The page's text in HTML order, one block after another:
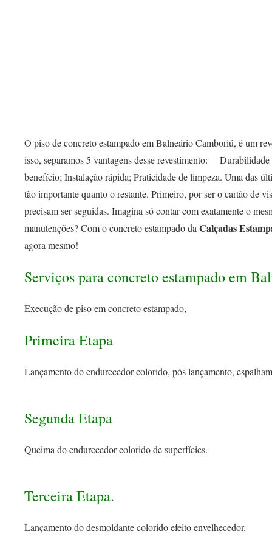
O piso de concreto estampado em Balneário Camboriú, é um
isso, separamos 5 vantagens desse revestimento: ⠀
benefício; Instalação rápida; Praticidade de limpeza. Uma das
tão importante quanto o restante. Primeiro, por ser o cartão de
precisam ser seguidas. Imagina só contar com exatamente o
manutenções? Com o concreto estampado da Calçadas
agora mesmo!
Serviços para concreto estampado em
Execução de piso em concreto estampado,
Primeira Etapa
Lançamento do endurecedor colorido, pós lançamento,
Segunda Etapa
Queima do endurecedor colorido de superfícies.
Terceira Etapa.
Lançamento do desmoldante colorido efeito envelhecedor.